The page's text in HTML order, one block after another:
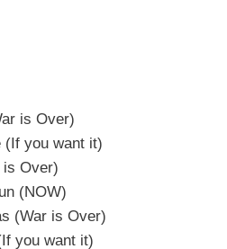
is Over)
(If you want it)
is Over)
(NOW)
(War is Over)
you want it)